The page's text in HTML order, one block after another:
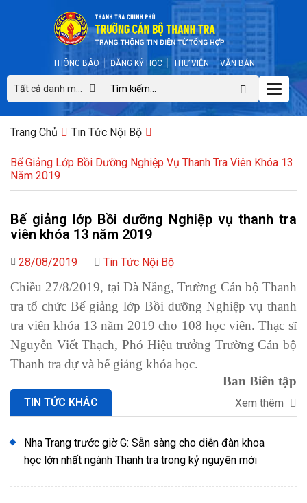
THÔNG BÁO ĐĂNG KÝ HỌC THƯ VIỆN VĂN BẢN
Tất cả danh mục
Toggle
Trang Chủ Tin Tức Nội Bộ
Bế Giảng Lớp Bồi Dưỡng Nghiệp Vụ Thanh Tra Viên Khóa 13
Năm 2019
Bế giảng lớp Bồi dưỡng Nghiệp vụ thanh tra
viên khóa 13 năm 2019
28/08/2019 Tin Tức Nội Bộ
Chiều 27/8/2019, tại Đà Nẵng, Trường Cán bộ Thanh
tra tổ chức Bế giảng lớp Bồi dưỡng Nghiệp vụ thanh
tra viên khóa 13 năm 2019 cho 108 học viên. Thạc sĩ
Nguyễn Viết Thạch, Phó Hiệu trưởng Trường Cán bộ
Thanh tra dự và bế giảng khóa học.
Ban Biên tập
TIN TỨC KHÁC Xem thêm
Nha Trang trước giờ G: Sẵn sàng cho diễn đàn khoa
học lớn nhất ngành Thanh tra trong kỷ nguyên mới